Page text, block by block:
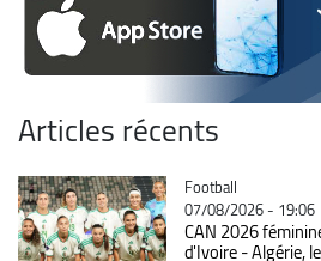
Articles récents
Catégorie
Football
07/08/2026 - 19:06
CAN 2026
d'Ivoire - Algérie,